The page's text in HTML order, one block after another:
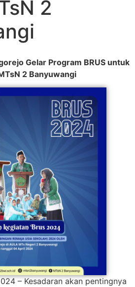
2
Gelar Program BRUS untuk
2 Banyuwangi
– Kesadaran akan pentingnya